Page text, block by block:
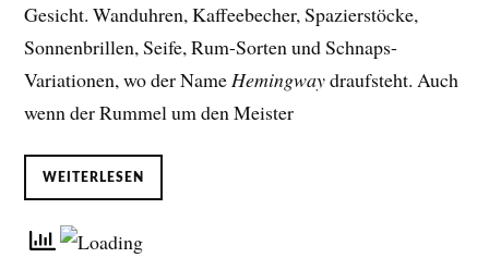
Gesicht. Wanduhren, Kaffeebecher, Spazierstöcke,
Sonnenbrillen, Seife, Rum-Sorten und Schnaps-
Variationen, wo der NameHemingwaydraufsteht. Auch
wenn der Rummel um den Meister
WEITERLESEN